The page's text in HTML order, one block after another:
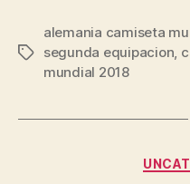
Etiquetas
alemania camiseta
segunda equipacion
mundial 2018